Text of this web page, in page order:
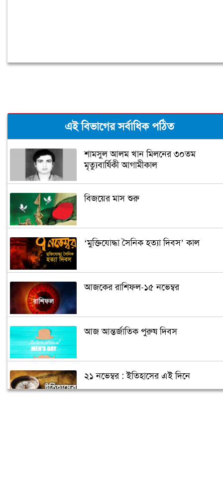
এই বিভাগের সর্বাধিক পঠিত
শামসুল আলম খান মিলনের ৩০তম
মৃত্যুবার্ষিকী আগামীকাল
বিজয়ের মাস শুরু
‘মুক্তিযোদ্ধা সৈনিক হত্যা দিবস’ কাল
আজকের রাশিফল-১৫ নভেম্বর
আজ আন্তর্জাতিক পুরুষ দিবস
২১ নভেম্বর : ইতিহাসের এই দিনে